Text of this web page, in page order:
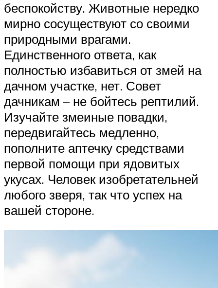
беспокойству. Животные нередко
мирно сосуществуют со своими
природными врагами.
Единственного ответа, как
полностью избавиться от змей на
дачном участке, нет. Совет
дачникам – не бойтесь рептилий.
Изучайте змеиные повадки,
передвигайтесь медленно,
пополните аптечку средствами
первой помощи при ядовитых
укусах. Человек изобретательней
любого зверя, так что успех на
вашей стороне.